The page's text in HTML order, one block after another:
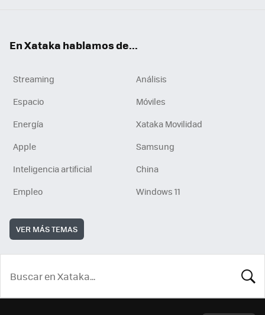
En Xataka hablamos de...
Streaming
Análisis
Espacio
Móviles
Energía
Xataka Movilidad
Apple
Samsung
Inteligencia artificial
China
Empleo
Windows 11
VER MÁS TEMAS